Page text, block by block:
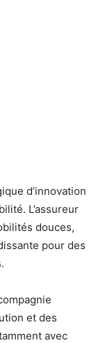
d’innovation
L’assureur
douces,
pour des
et des
avec